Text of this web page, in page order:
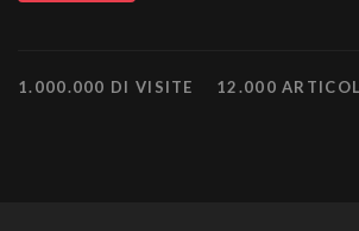
1.000.000 DI VISITE 12.000